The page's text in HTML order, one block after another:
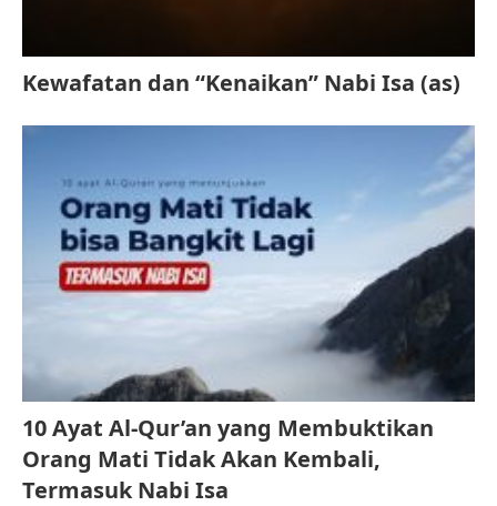
Kewafatan dan “Kenaikan” Nabi Isa (as)
10 Ayat Al-Qur’an yang Membuktikan
Orang Mati Tidak Akan Kembali,
Termasuk Nabi Isa